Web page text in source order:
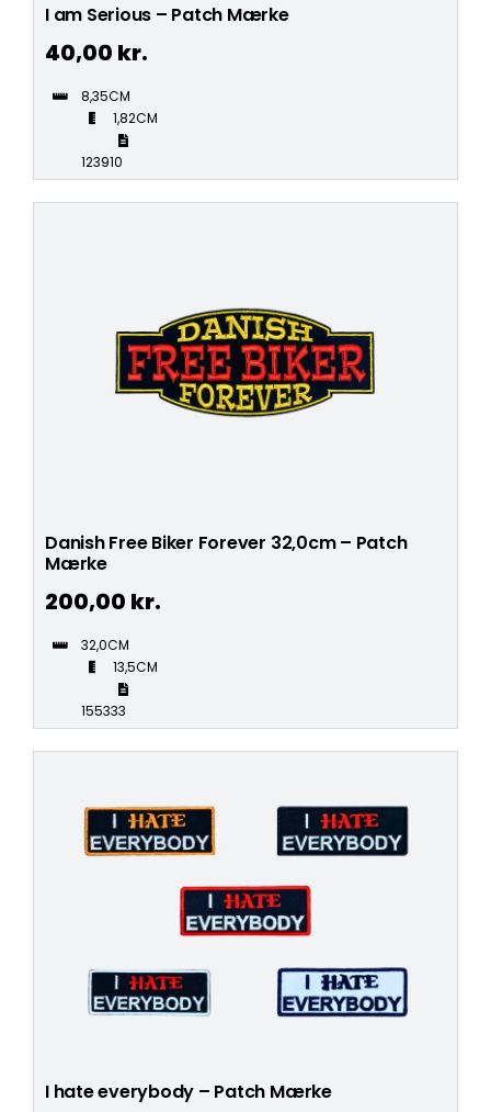
I am Serious – Patch Mærke
40,00 kr.
8,35CM
1,82CM
123910
Danish Free Biker Forever 32,0cm – Patch
Mærke
200,00 kr.
32,0CM
13,5CM
155333
I hate everybody – Patch Mærke